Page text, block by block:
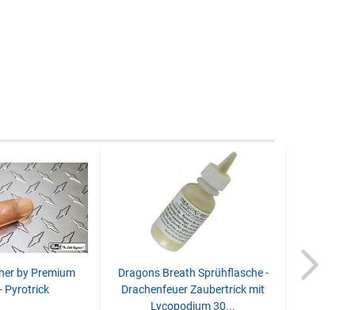
by Premium
Pyrotrick
Dragons Breath Sprühflasche -
Drachenfeuer Zaubertrick mit
Lycopodium 30...